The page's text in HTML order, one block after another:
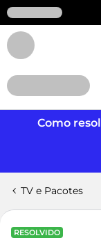
Como
TV e Pacotes
RESOLVIDO